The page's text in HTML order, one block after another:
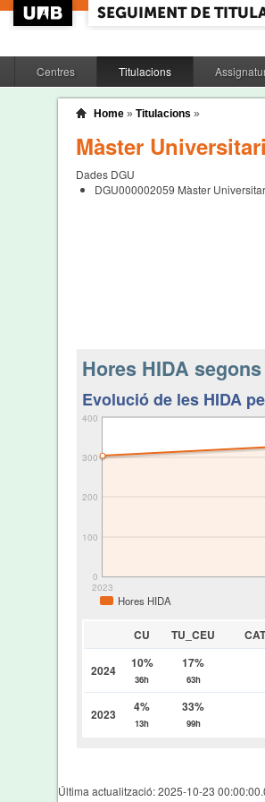
Centres Titulacions
Home» Titulacions »
Màster
Dades DGU
DGU000002059 Màster
Hores HIDA
Evolució de les HIDA
2023
0
100
200
300
400
Hores HIDA
CU TU_CEU
2024 10%
36h
17%
63h
2023 4%
13h
33%
99h
Última actualització: 2025-10-23